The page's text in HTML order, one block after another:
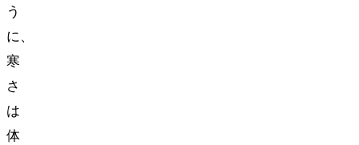
う
に、
寒
さ
は
体